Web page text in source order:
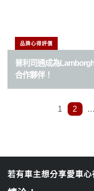
品牌心得評價
普利司通成為
合作夥伴！
1 2 ...
若有車主想分享愛車